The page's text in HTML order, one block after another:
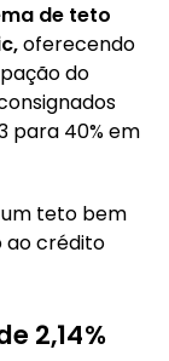
de teto
oferecendo
do
para 40% em
teto bem
ao crédito
2,14%